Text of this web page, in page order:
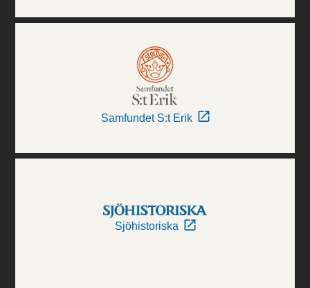
Samfundet S:t Erik
Sjöhistoriska